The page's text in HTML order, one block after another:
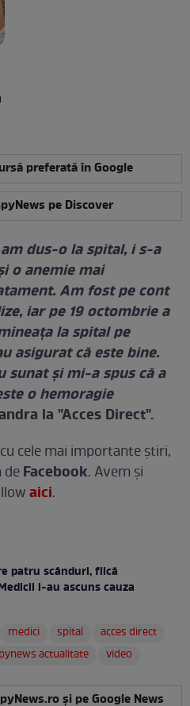
preferată în Google
pe Discover
dus-o la spital, i s-a
o anemie mai
Am fost pe cont
iar pe 19 octombrie a
la spital pe
asigurat că este bine.
sunat şi mi-a spus că a
o hemoragie
la "Acces Direct".
cele mai importante ştiri,
deFacebook. Avem şi
aici.
patru scânduri, fiică
i-au ascuns cauza
medici spital
acces direct
actualitate video
și pe Google News